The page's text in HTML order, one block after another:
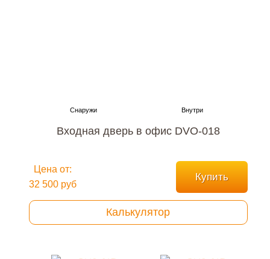
Входная дверь в офис DVO-018
Цена от:
32 500 руб
Купить
Калькулятор